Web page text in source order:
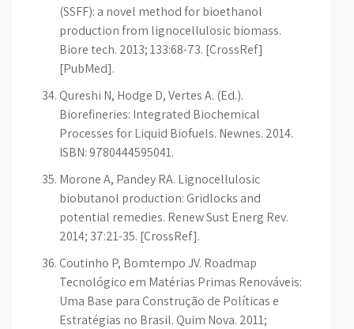
(SSFF): a novel method for bioethanol
production from lignocellulosic biomass.
Biore tech. 2013; 133:68-73. [CrossRef]
[PubMed].
Qureshi N, Hodge D, Vertes A. (Ed.).
Biorefineries: Integrated Biochemical
Processes for Liquid Biofuels. Newnes. 2014.
ISBN: 9780444595041.
Morone A, Pandey RA. Lignocellulosic
biobutanol production: Gridlocks and
potential remedies. Renew Sust Energ Rev.
2014; 37:21-35. [CrossRef].
Coutinho P, Bomtempo JV. Roadmap
Tecnológico em Matérias Primas Renováveis:
Uma Base para Construção de Políticas e
Estratégias no Brasil. Quim Nova. 2011;